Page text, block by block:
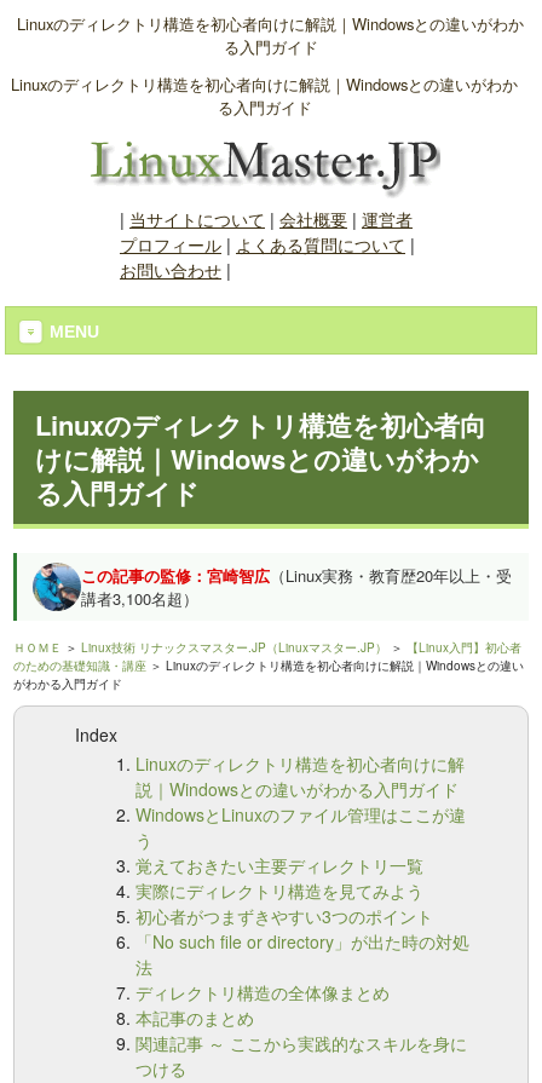
Linuxのディレクトリ構造を初心者向けに解説｜Windowsとの違いがわか
る入門ガイド
Linuxのディレクトリ構造を初心者向けに解説｜Windowsとの違いがわか
る入門ガイド
| 当サイトについて | 会社概要| 運営者
プロフィール| よくある質問について |
お問い合わせ|
MENU
Linuxのディレクトリ構造を初心者向
けに解説｜Windowsとの違いがわか
る入門ガイド
この記事の監修：宮崎智広 （Linux実務・教育歴20年以上・受
講者3,100名超）
ＨＯＭＥ ＞Linux技術 リナックスマスター.JP（Linuxマスター.JP） ＞
【Linux入門】初心者
のための基礎知識・講座 ＞ Linuxのディレクトリ構造を初心者向けに解説｜Windowsとの違い
がわかる入門ガイド
Index
Linuxのディレクトリ構造を初心者向けに解
説｜Windowsとの違いがわかる入門ガイド
WindowsとLinuxのファイル管理はここが違
う
覚えておきたい主要ディレクトリ一覧
実際にディレクトリ構造を見てみよう
初心者がつまずきやすい3つのポイント
「No such file or directory」が出た時の対処
法
ディレクトリ構造の全体像まとめ
本記事のまとめ
関連記事 ～ ここから実践的なスキルを身に
つける